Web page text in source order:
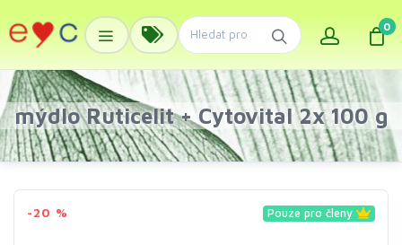
0
mýdlo Ruticelit + Cytovital 2x 100 g
-20 % Pouze pro členy